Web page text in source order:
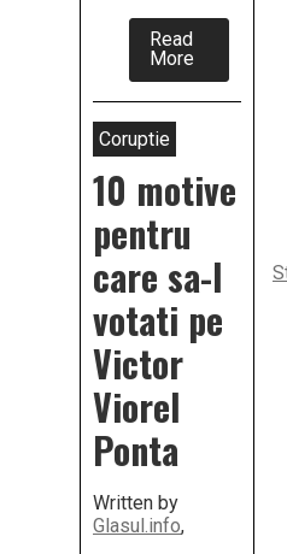
Read
More
10
motive
l
votați
pe
Ponta
Coruptie
10 motive
pentru
care sa-l
votati pe
Victor
Viorel
Ponta
Written by
Glasul.info,